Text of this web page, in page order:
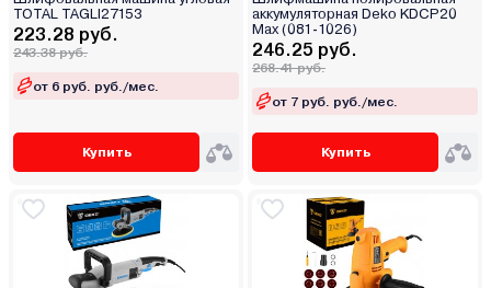
TOTAL TAGLI27153
223.28 руб.
243.38 руб.
от 6 руб. руб./мес.
Купить
аккумуляторная Deko KDCP20
Max (081-1026)
246.25 руб.
268.41 руб.
от 7 руб. руб./мес.
Купить